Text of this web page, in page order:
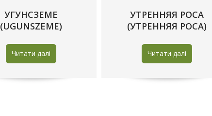
УГУНСЗЕМЕ
(UGUNSZEME)
Читати далі
УТРЕННЯЯ РОСА
(УТРЕННЯЯ РОСА)
Читати далі